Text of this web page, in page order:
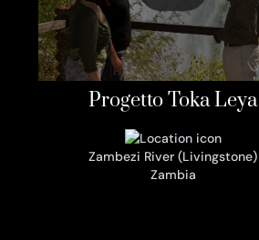
Progetto Toka Leya
Zambezi River (Livingstone)
Zambia